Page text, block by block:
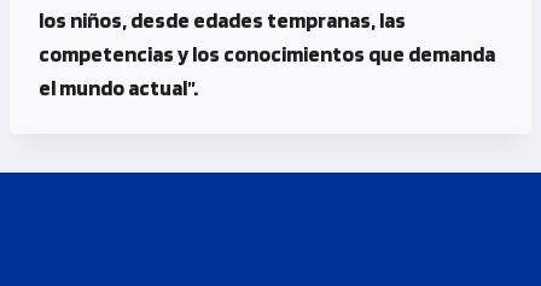
los niños, desde edades tempranas, las
competencias y los conocimientos que demanda
el mundo actual”.